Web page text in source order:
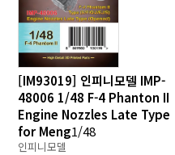
[IM93019] 인피니모델 IMP-
48006 1/48 F-4 Phanton II
Engine Nozzles Late Type
for Meng1/48
인피니모델